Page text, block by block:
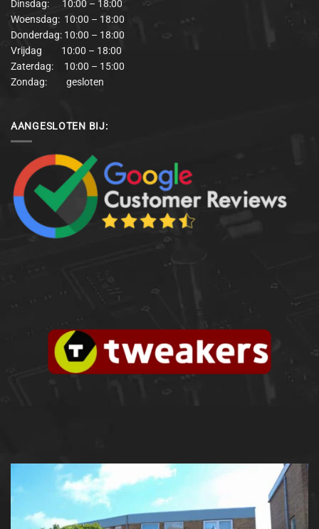
Dinsdag: 10:00 – 18:00
Woensdag: 10:00 – 18:00
Donderdag: 10:00 – 18:00
Vrijdag 10:00 – 18:00
Zaterdag: 10:00 – 15:00
Zondag: gesloten
AANGESLOTEN BIJ: